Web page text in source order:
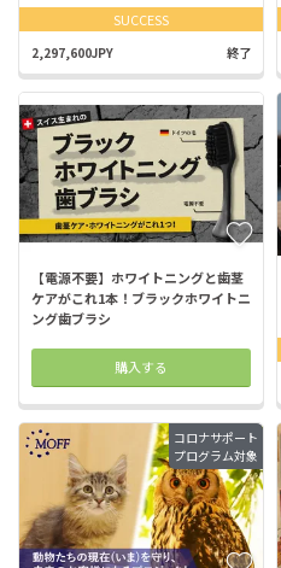
SUCCESS
2,297,600JPY 終了
【電源不要】ホワイトニングと歯茎
ケアがこれ1本！ブラックホワイトニ
ング歯ブラシ
購入する
コロナサポート
プログラム対象